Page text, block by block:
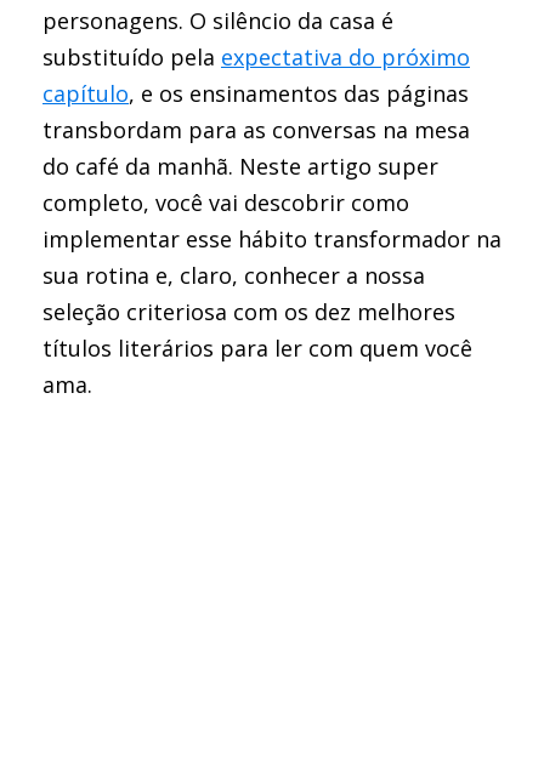
personagens. O silêncio da casa é
substituído pela expectativa do próximo
capítulo, e os ensinamentos das páginas
transbordam para as conversas na mesa
do café da manhã. Neste artigo super
completo, você vai descobrir como
implementar esse hábito transformador na
sua rotina e, claro, conhecer a nossa
seleção criteriosa com os dez melhores
títulos literários para ler com quem você
ama.